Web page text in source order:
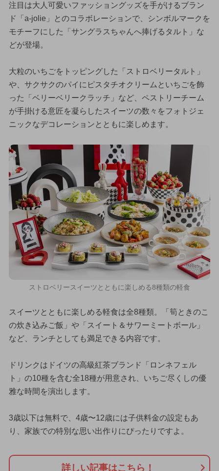
注目は大人可愛いファッショングッズを手がけるブラン
ド「a-jolie」とのコラボレーションで、シンボルマークを
モチーフにした「サングラスちゃんへ捧げるタルト」な
どが登場。
大粒のいちごをトッピングした「ストロベリータルト」
や、サクサクのパイにピスタチオクリームといちごを飾
った「ベリーベリークラッチ」など、ペストリーチーム
が手掛ける意匠を凝らしたスイーツの数々をフォトジェ
ニックなデコレーションとともに楽しめます。
ストロベリースイーツとともに楽しめる8種類の軽食
スイーツとともに楽しめる軽食は全8種類。「筍ときのこ
の炊き込みご飯」や「スイート＆サワーミートボール」
など、ランチとしても満足できる内容です。
ドリンクはドイツの高級紅茶ブランド「ロンネフェル
ト」の10種を含む全18種が用意され、いちご尽くしの優
雅な時間を演出します。
3歳以下は無料で、4歳〜12歳には子供料金の設定もあ
り、家族での特別な思い出作りにぴったりですよ。
詳しい記事はこちら！